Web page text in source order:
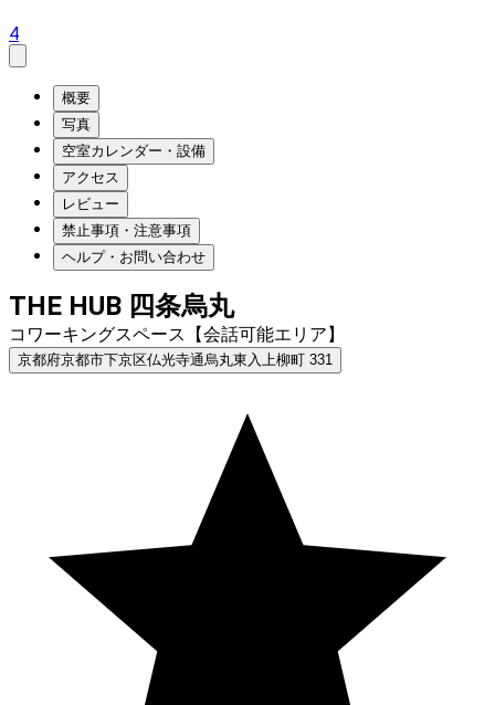
4
概要
写真
空室カレンダー・設備
アクセス
レビュー
禁止事項・注意事項
ヘルプ・お問い合わせ
THE HUB 四条烏丸
コワーキングスペース【会話可能エリア】
京都府京都市下京区仏光寺通烏丸東入上柳町 331